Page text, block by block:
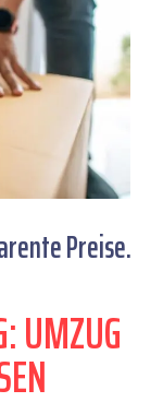
Preise.
UMZUG